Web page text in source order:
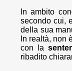
In ambito
secondo cui,
della sua
In realtà, non
con la
ribadito